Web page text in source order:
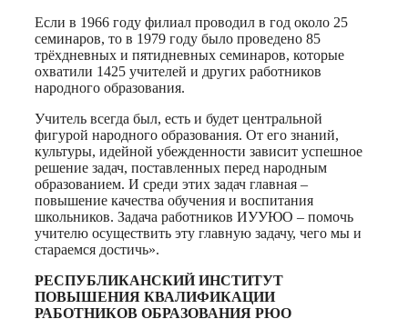
Если в 1966 году филиал проводил в год около 25
семинаров, то в 1979 году было проведено 85
трёхдневных и пятидневных семинаров, которые
охватили 1425 учителей и других работников
народного образования.
Учитель всегда был, есть и будет центральной
фигурой народного образования. От его знаний,
культуры, идейной убежденности зависит успешное
решение задач, поставленных перед народным
образованием. И среди этих задач главная –
повышение качества обучения и воспитания
школьников. Задача работников ИУУЮО – помочь
учителю осуществить эту главную задачу, чего мы и
стараемся достичь».
РЕСПУБЛИКАНСКИЙ ИНСТИТУТ
ПОВЫШЕНИЯ КВАЛИФИКАЦИИ
РАБОТНИКОВ ОБРАЗОВАНИЯ РЮО